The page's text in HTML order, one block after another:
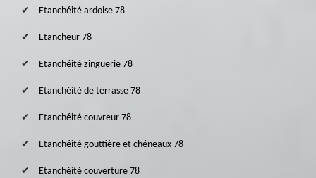
Etanchéité ardoise 78
Etancheur 78
Etanchéité zinguerie 78
Etanchéité de terrasse 78
Etanchéité couvreur 78
Etanchéité gouttière et chéneaux 78
Etanchéité couverture 78